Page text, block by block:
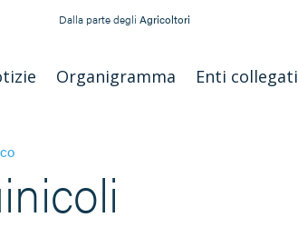
Dalla parte degli Agricoltori
Organigramma Enti collegati